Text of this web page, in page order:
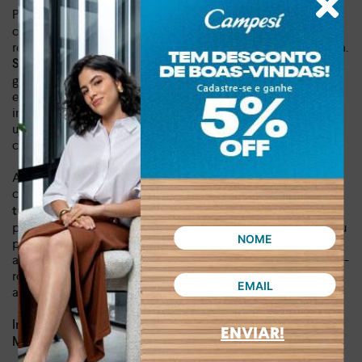
ENVIAR!
Projetado para quem não para, o salto alto de 6,5 cm
oferece a estabilidade necessária para transitar entre
reuniões de trabalho e jantares casuais com total segurança.
Sua leveza de 0,542 kg
aliada à ergonomia da marca Tanara
garante que o conforto acompanhe cada passo seu,
eliminando o cansaço excessivo ao fim do dia. É o
investimento inteligente para quem busca um calçado que
une durabilidade extrema e um toque de luxo artesanal ao
cotidiano.
Adotar o Mule Tanara é abraçar um estilo de vida onde o
clássico encontra o moderno. Eleé a peça-chave para
transformar looks básicos— como jeans e blazer — em
produções de alto impacto. Seja para um evento de lazer ou
para a rotina urbana, este sapato transmite confiança e
autoridade. Não perca a oportunidade de elevar seu guarda-
roupa com um acessório atemporal que combina com sua
ambição e bom gosto.
Indicado para: Dia a dia e lazer
Material:Couro